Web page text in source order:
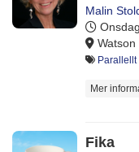
Malin
Watson
Mer
Fika